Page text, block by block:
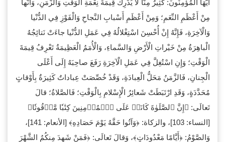
أَيُّهَا المُؤمِنُونَ: كَثِيرٌ مِنَّا لا يُدْرِكُ قِيمَةَ نِعْمَةِ الْوَقْتِ وَالزَّمَنِ، وَأَنَّها
مِنْ أَعْظَمِ النِّعَمِ؛ وَمِنْ أَعْظَمِ أَسْبابِ النَّجاحِ وَالْفَوْزِ فِي الدُّنْيا
وَالْآخِرَةِ، فَإِنَّهُ إِنْ أُحْسِنَ اسْتِغْلالُهُ فِي عَمَلِ الدُّنْيا جاءَتْ نَتائِجُهُ
الْباهِرَةُ مِنْ خَيْراتِ الْأَرْضِ وَالسَّماءِ، وَالْأُمَمُ الْعَظِيمَةُ تَعْرِفُ قِيمَةَ
الْوَقْتِ؛ وَإِنِ اسْتُغِلَّ فِي عَمَلِ الْآخِرَةِ رَفَعَ صاحِبَهُ إِلَى أَعْلَى
الْجِنانِ، فَالزَّمَنُ مَحَلُّ الْعِبادَةِ، وَقَدْ خُصِّصَتْ عِباداتٌ كَثِيرَةٌ بِأَوْقاتٍ
مُحَدَّدَةٍ، وَقَدِ ارْتَبَطَتْ شَعائِرُ الْإِسْلامِ بِالْوَقْتِ؛ فَالصَّلاةُ؛ قالَ
تَعالَى: ﴿إِنَّ ٱلصَّلَوٰةَ كَانَتۡ عَلَى ٱلۡمُؤۡمِنِينَ كِتَٰبٗا ‌مَّوۡقُوتٗا﴾
[النساء: 103]، والزكاة: ﴿وَآتُوا حَقَّهُ يَوْمَ حَصَادِهِ﴾ [الأنعام: 141]،
وَالصَّوْمُ: ﴿أَيَّامًا مَعْدُودَاتٍ﴾، وَقالَ تَعالَى: ﴿فَمَنْ شَهِدَ مِنكُمُ الشَّهْرَ